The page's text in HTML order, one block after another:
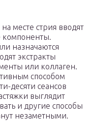
месте стрия вводят
компоненты.
назначаются
экстракты
или коллаген.
способом
десяти сеансов
выглядит
и другие способы
незаметными.